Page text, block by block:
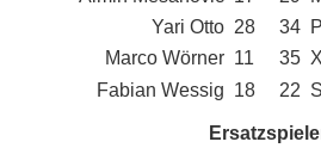
Yari Otto 28 34
Marco Wörner 11 35
Fabian Wessig 18 22